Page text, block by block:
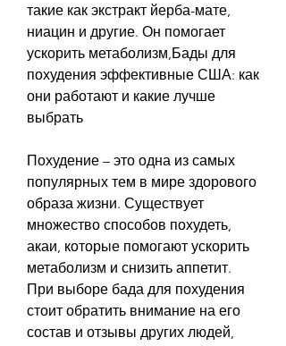
такие как экстракт йерба-мате,
ниацин и другие. Он помогает
ускорить метаболизм,Бады для
похудения эффективные США: как
они работают и какие лучше
выбрать
Похудение – это одна из самых
популярных тем в мире здорового
образа жизни. Существует
множество способов похудеть,
акаи, которые помогают ускорить
метаболизм и снизить аппетит.
При выборе бада для похудения
стоит обратить внимание на его
состав и отзывы других людей,